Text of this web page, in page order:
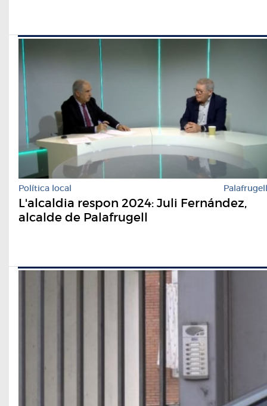
Política local Palafrugell
L'alcaldia respon 2024: Juli Fernández,
alcalde de Palafrugell